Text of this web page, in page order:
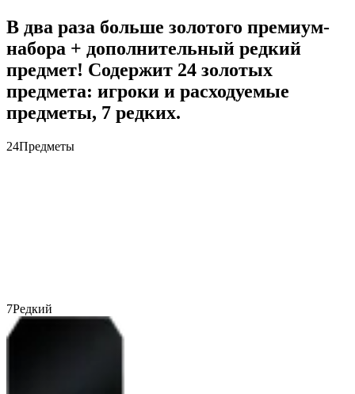
В два раза больше золотого премиум-
набора + дополнительный редкий
предмет! Содержит 24 золотых
предмета: игроки и расходуемые
предметы, 7 редких.
24Предметы
7Редкий